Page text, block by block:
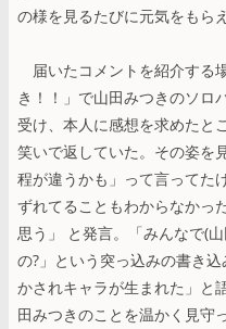
の様を見るたびに元気をもら
届いたコメントを紹介する
き！！」で山田みつきのソロ
受け、本人に感想を求めたと
笑いで返していた。その姿を
程が違うかも」って言ってた
ずれてることもわからなかっ
思う」 と発言。「みんなで(
の?」という突っ込みの書き
かされキャラが生まれた」と
田みつきのことを温かく見守